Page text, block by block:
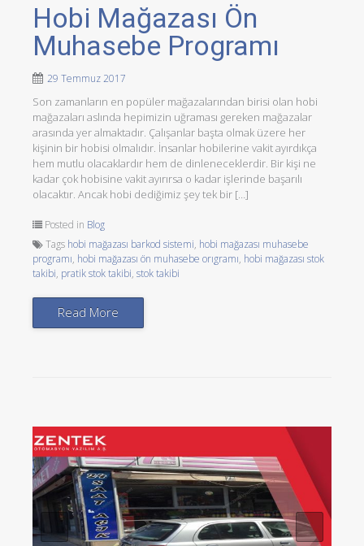
Hobi Mağazası Ön
Muhasebe Programı
29 Temmuz 2017
Son zamanların en popüler mağazalarından birisi olan hobi
mağazaları aslında hepimizin uğraması gereken mağazalar
arasında yer almaktadır. Çalışanlar başta olmak üzere her
kişinin bir hobisi olmalıdır. İnsanlar hobilerine vakit ayırdıkça
hem mutlu olacaklardır hem de dinleneceklerdir. Bir kişi ne
kadar çok hobisine vakit ayırırsa o kadar işlerinde başarılı
olacaktır. Ancak hobi dediğimiz şey tek bir […]
Posted in Blog
Tags hobi mağazası barkod sistemi, hobi mağazası muhasebe
programı, hobi mağazası ön muhasebe orıgramı, hobi mağazası stok
takibi, pratik stok takibi, stok takibi
Read More